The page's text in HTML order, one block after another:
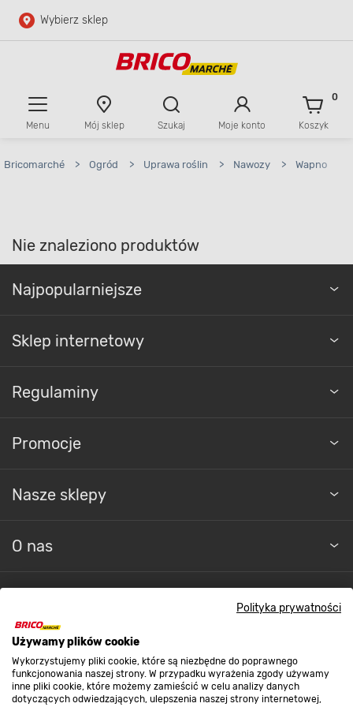
Polityka prywatności
Używamy plików cookie
Wykorzystujemy pliki cookie, które są niezbędne do poprawnego
funkcjonowania naszej strony. W przypadku wyrażenia zgody używamy
inne pliki cookie, które możemy zamieścić w celu analizy danych
dotyczących odwiedzających, ulepszenia naszej strony internetowej,
Przejdź do głównej zawartości
Wybierz sklep
Menu Mój sklep Szukaj Moje konto Koszyk
0
Bricomarché > Ogród > Uprawa roślin > Nawozy > Wapno
Nie znaleziono produktów
Najpopularniejsze
Sklep internetowy
Regulaminy
Promocje
Nasze sklepy
O nas
Strefa biznesu